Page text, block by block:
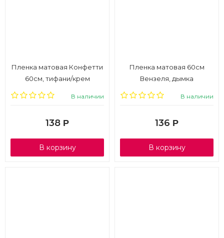
Пленка матовая Конфетти
60см, тифани/крем
В наличии
138 Р
В корзину
Пленка матовая 60см
Вензеля, дымка
В наличии
136 Р
В корзину